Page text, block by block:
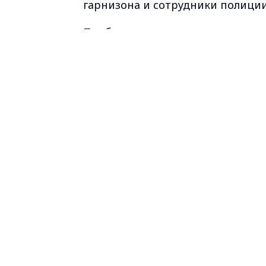
гарнизона и сотрудники
Прибывшие первыми